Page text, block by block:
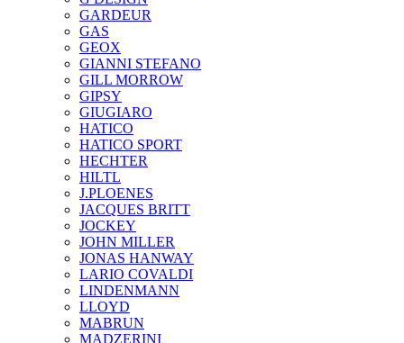
GARDEUR
GAS
GEOX
GIANNI STEFANO
GILL MORROW
GIPSY
GIUGIARO
HATICO
HATICO SPORT
HECHTER
HILTL
J.PLOENES
JAСQUES BRITT
JOCKEY
JOHN MILLER
JONAS HANWAY
LARIO COVALDI
LINDENMANN
LLOYD
MABRUN
MADZERINI